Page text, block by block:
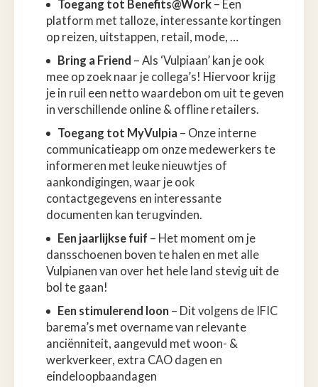
Toegang tot Benefits@Work – Een
platform met talloze, interessante kortingen
op reizen, uitstappen, retail, mode, …
Bring a Friend – Als ‘Vulpiaan’ kan je ook
mee op zoek naar je collega’s! Hiervoor krijg
je in ruil een netto waardebon om uit te geven
in verschillende online & offline retailers.
Toegang tot MyVulpia – Onze interne
communicatieapp om onze medewerkers te
informeren met leuke nieuwtjes of
aankondigingen, waar je ook
contactgegevens en interessante
documenten kan terugvinden.
Een jaarlijkse fuif – Het moment om je
dansschoenen boven te halen en met alle
Vulpianen van over het hele land stevig uit de
bol te gaan!
Een stimulerend loon – Dit volgens de IFIC
barema’s met overname van relevante
anciënniteit, aangevuld met woon- &
werkverkeer, extra CAO dagen en
eindeloopbaandagen